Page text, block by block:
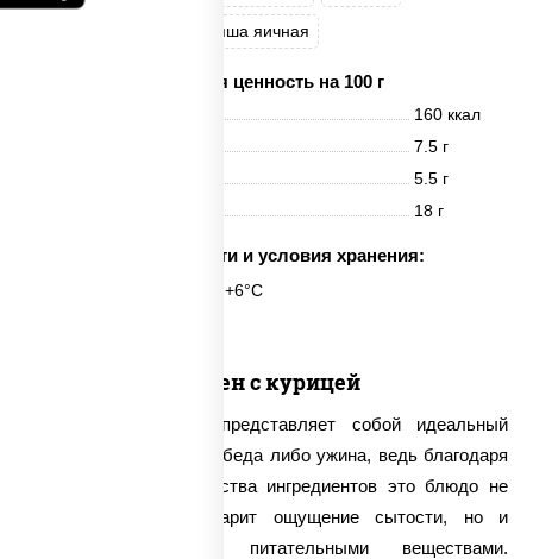
лапша яичная
Пищевая ценность на 100 г
160 ккал
7.5 г
5.5 г
18 г
Срок годности и условия хранения:
6 часов при t° от +2°C до +6°C
Сомен с курицей
«Сомен с курицей» представляет собой идеальный
вариант для плотного обеда либо ужина, ведь благодаря
наличию в нем множества ингредиентов это блюдо не
только способно подарит ощущение сытости, но и
наполнить организм питательными веществами.